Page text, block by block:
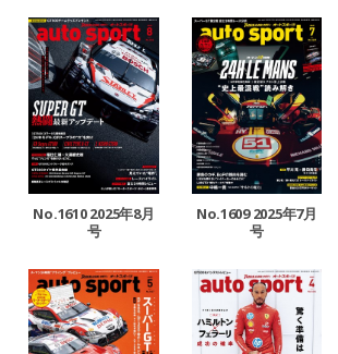
No.1610 2025年8月
号
No.1609 2025年7月
号